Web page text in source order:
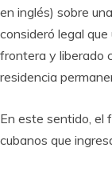
en inglés) sobre
consideró legal
frontera y liberado
residencia
En este sentido, el
cubanos que